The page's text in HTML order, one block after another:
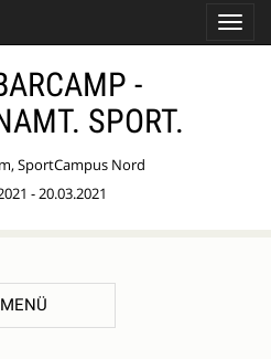
-
SPORT.
SportCampus Nord
- 20.03.2021
MENÜ